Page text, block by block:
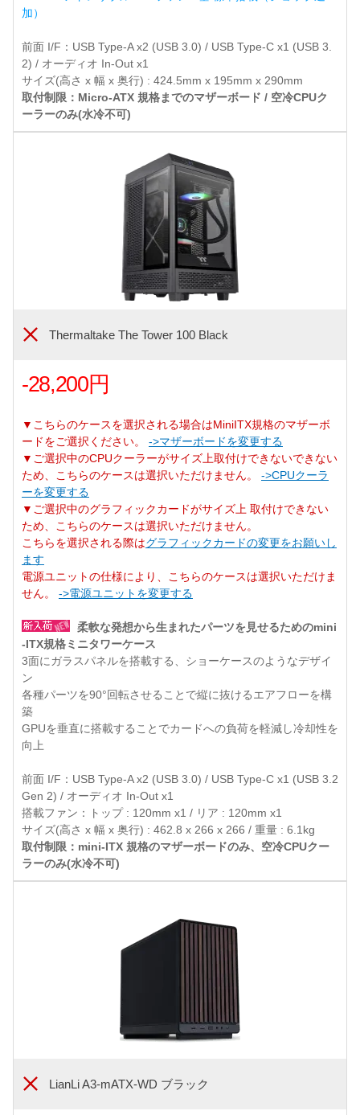
加）
前面 I/F：USB Type-A x2 (USB 3.0) / USB Type-C x1 (USB 3.
2) / オーディオ In-Out x1
サイズ(高さ x 幅 x 奥行) : 424.5mm x 195mm x 290mm
取付制限：Micro-ATX 規格までのマザーボード / 空冷CPUク
ーラーのみ(水冷不可)
Thermaltake The Tower 100 Black
-28,200円
▼こちらのケースを選択される場合はMiniITX規格のマザーボ
ードをご選択ください。 ->マザーボードを変更する
▼ご選択中のCPUクーラーがサイズ上取付けできないできない
ため、こちらのケースは選択いただけません。 ->CPUクーラ
ーを変更する
▼ご選択中のグラフィックカードがサイズ上 取付けできない
ため、こちらのケースは選択いただけません。
こちらを選択される際はグラフィックカードの変更をお願いし
ます
電源ユニットの仕様により、こちらのケースは選択いただけま
せん。 ->電源ユニットを変更する
柔軟な発想から生まれたパーツを見せるためのmini
-ITX規格ミニタワーケース
3面にガラスパネルを搭載する、ショーケースのようなデザイ
ン
各種パーツを90°回転させることで縦に抜けるエアフローを構
築
GPUを垂直に搭載することでカードへの負荷を軽減し冷却性を
向上
前面 I/F：USB Type-A x2 (USB 3.0) / USB Type-C x1 (USB 3.2
Gen 2) / オーディオ In-Out x1
搭載ファン：トップ : 120mm x1 / リア : 120mm x1
サイズ(高さ x 幅 x 奥行) : 462.8 x 266 x 266 / 重量 : 6.1kg
取付制限：mini-ITX 規格のマザーボードのみ、空冷CPUクー
ラーのみ(水冷不可)
LianLi A3-mATX-WD ブラック